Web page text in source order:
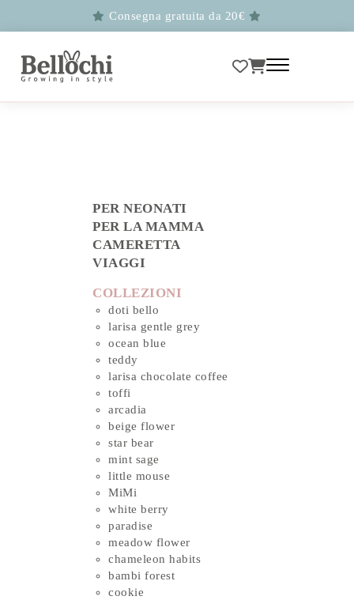
Consegna gratuita da 20€
PER NEONATI
PER LA MAMMA
CAMERETTA
VIAGGI
COLLEZIONI
doti bello
larisa gentle grey
ocean blue
teddy
larisa chocolate coffee
toffi
arcadia
beige flower
star bear
mint sage
little mouse
MiMi
white berry
paradise
meadow flower
chameleon habits
bambi forest
cookie